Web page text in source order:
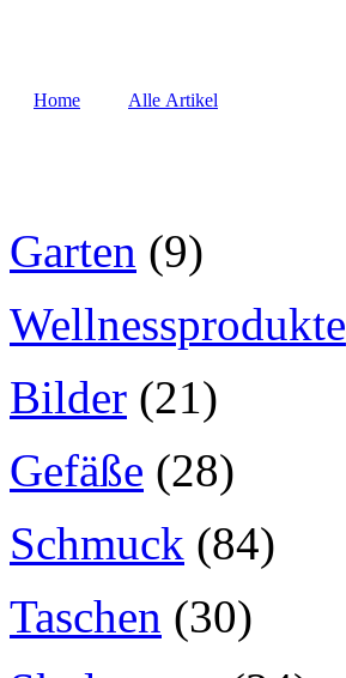
Home Alle Artikel
Garten (9)
Wellnessprodukte
Bilder (21)
Gefäße (28)
Schmuck (84)
Taschen (30)